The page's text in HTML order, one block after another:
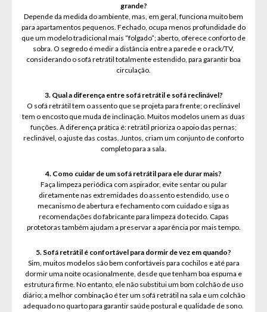
grande?
Depende da medida do ambiente, mas, em geral, funciona muito bem
para apartamentos pequenos. Fechado, ocupa menos profundidade do
que um modelo tradicional mais “folgado”; aberto, oferece conforto de
sobra. O segredo é medir a distância entre a parede e o rack/TV,
considerando o sofá retrátil totalmente estendido, para garantir boa
circulação.
3. Qual a diferença entre sofá retrátil e sofá reclinável?
O sofá retrátil tem o assento que se projeta para frente; o reclinável
tem o encosto que muda de inclinação. Muitos modelos unem as duas
funções. A diferença prática é: retrátil prioriza o apoio das pernas;
reclinável, o ajuste das costas. Juntos, criam um conjunto de conforto
completo para a sala.
4. Como cuidar de um sofá retrátil para ele durar mais?
Faça limpeza periódica com aspirador, evite sentar ou pular
diretamente nas extremidades do assento estendido, use o
mecanismo de abertura e fechamento com cuidado e siga as
recomendações do fabricante para limpeza do tecido. Capas
protetoras também ajudam a preservar a aparência por mais tempo.
5. Sofá retrátil é confortável para dormir de vez em quando?
Sim, muitos modelos são bem confortáveis para cochilos e até para
dormir uma noite ocasionalmente, desde que tenham boa espuma e
estrutura firme. No entanto, ele não substitui um bom colchão de uso
diário; a melhor combinação é ter um sofá retrátil na sala e um colchão
adequado no quarto para garantir saúde postural e qualidade de sono.